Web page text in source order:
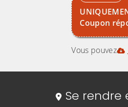
Coupon
Vous pouvez
Se rendre